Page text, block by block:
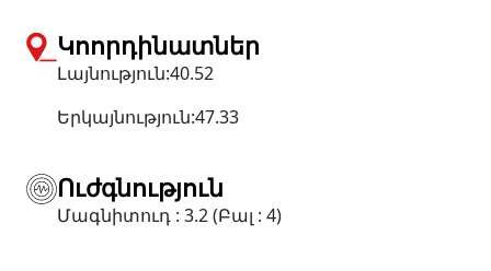
Կոորդինատներ
Լայնություն:40.52
Երկայնություն:47.33
Ուժգնություն
Մագնիտուդ : 3.2 (Բալ : 4)